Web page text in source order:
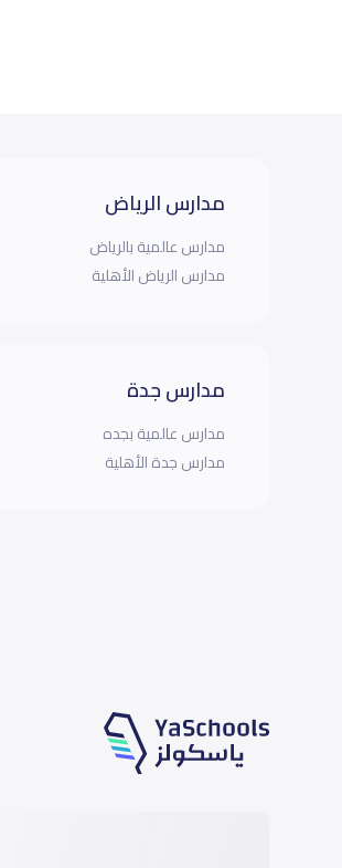
مدارس الرياض
مدارس عالمية بالرياض
مدارس الرياض الأهلية
مدارس جدة
مدارس عالمية بجده
مدارس جدة الأهلية